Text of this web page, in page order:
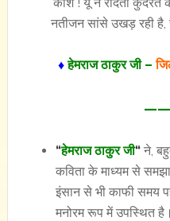
नतीजन सांसे उखड़ रही
♦हेमराज ठाकुर जी –
“हेमराज ठाकुर जी“ने,
कविता के माध्यम से
इंसान से भी काफी समय
मनोरम रूप में उपस्थित